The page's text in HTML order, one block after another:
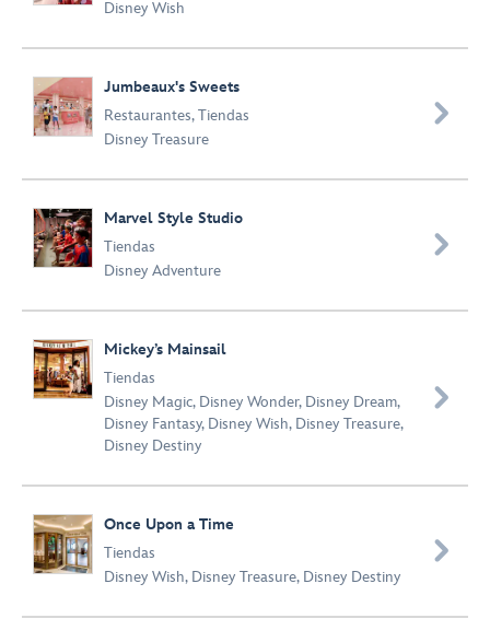
Disney Wish
Jumbeaux's Sweets
Restaurantes,Tiendas
Disney Treasure

Marvel Style Studio
Tiendas
Disney Adventure

Mickey’s Mainsail
Tiendas
Disney Magic, Disney Wonder, Disney Dream,
Disney Fantasy, Disney Wish, Disney Treasure,
Disney Destiny

Once Upon a Time
Tiendas
Disney Wish, Disney Treasure, Disney Destiny
